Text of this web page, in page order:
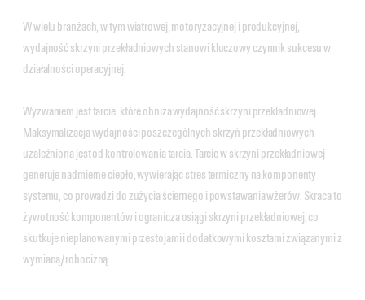
W wielu branżach, w tym wiatrowej, motoryzacyjnej i produkcyjnej,
wydajność skrzyni przekładniowych stanowi kluczowy czynnik sukcesu w
działalności operacyjnej.
Wyzwaniem jest tarcie, które obniża wydajność skrzyni przekładniowej.
Maksymalizacja wydajności poszczególnych skrzyń przekładniowych
uzależniona jest od kontrolowania tarcia. Tarcie w skrzyni przekładniowej
generuje nadmierne ciepło, wywierając stres termiczny na komponenty
systemu, co prowadzi do zużycia ściernego i powstawania wżerów. Skraca to
żywotność komponentów i ogranicza osiągi skrzyni przekładniowej, co
skutkuje nieplanowanymi przestojami i dodatkowymi kosztami związanymi z
wymianą/robocizną.